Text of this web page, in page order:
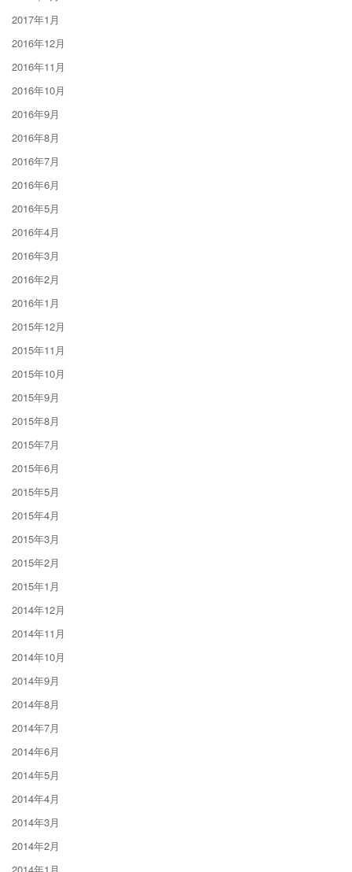
2017年1月
2016年12月
2016年11月
2016年10月
2016年9月
2016年8月
2016年7月
2016年6月
2016年5月
2016年4月
2016年3月
2016年2月
2016年1月
2015年12月
2015年11月
2015年10月
2015年9月
2015年8月
2015年7月
2015年6月
2015年5月
2015年4月
2015年3月
2015年2月
2015年1月
2014年12月
2014年11月
2014年10月
2014年9月
2014年8月
2014年7月
2014年6月
2014年5月
2014年4月
2014年3月
2014年2月
2014年1月